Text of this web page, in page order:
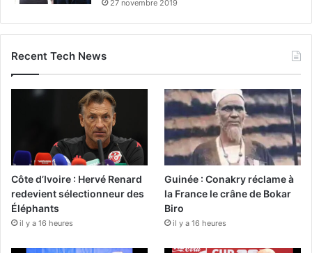
27 novembre 2019
Recent Tech News
Côte d’Ivoire : Hervé Renard
redevient sélectionneur des
Éléphants
il y a 16 heures
Guinée : Conakry réclame à
la France le crâne de Bokar
Biro
il y a 16 heures